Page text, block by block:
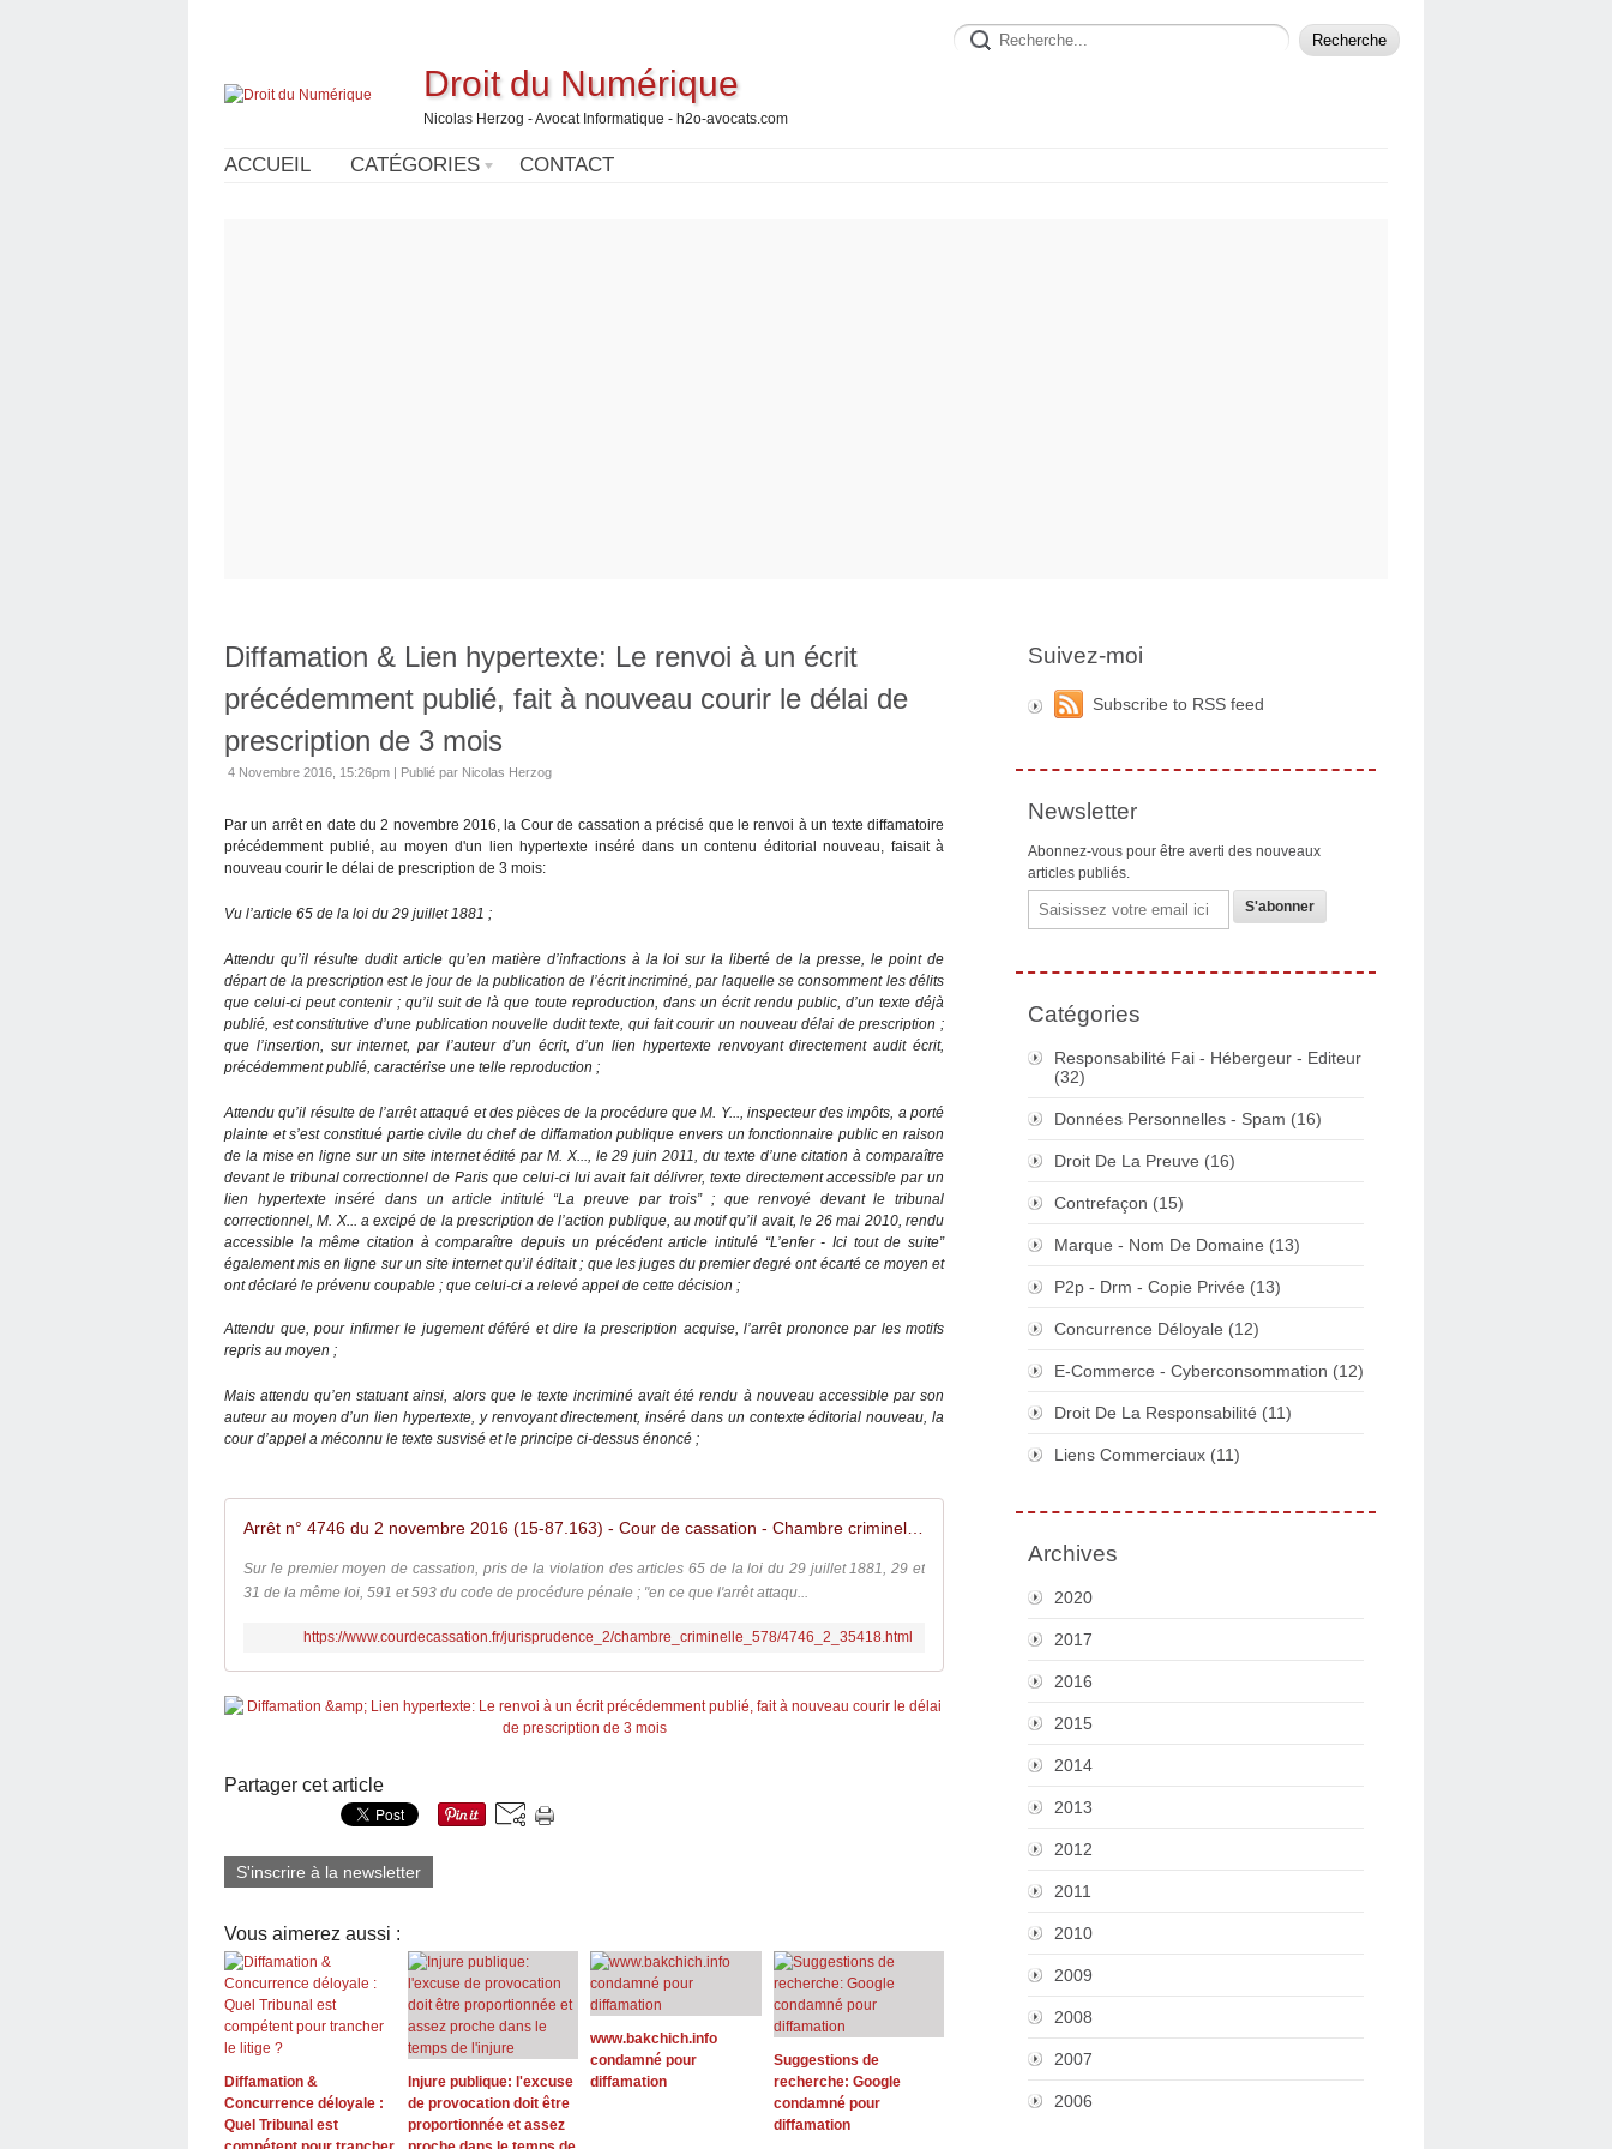
Droit du Numérique
Nicolas Herzog - Avocat Informatique - h2o-avocats.com
ACCUEIL CATÉGORIES CONTACT
Diffamation & Lien hypertexte: Le renvoi à un écrit
précédemment publié, fait à nouveau courir le délai de
prescription de 3 mois
4 Novembre 2016, 15:26pm | Publié par Nicolas Herzog
Par un arrêt en date du 2 novembre 2016, la Cour de cassation a précisé que le renvoi à un texte diffamatoire
précédemment publié, au moyen d'un lien hypertexte inséré dans un contenu éditorial nouveau, faisait à
nouveau courir le délai de prescription de 3 mois:
Vu l’article 65 de la loi du 29 juillet 1881 ;
Attendu qu’il résulte duditarticle qu’en matière d’infractions à la loi sur la liberté de la presse, le point de
départ de la prescription est le jour de la publication de l’écrit incriminé, par laquelle se consomment les délits
que celui-ci peut contenir ; qu’il suit de là que toute reproduction, dans un écrit rendu public, d’un texte déjà
publié, est constitutive d’une publication nouvelle dudittexte, qui fait courir un nouveau délai de prescription ;
que l’insertion, surinternet, par l’auteur d’un écrit, d’un lien hypertexterenvoyant directement audit écrit,
précédemment publié, caractérise une telle reproduction ;
Attendu qu’il résulte de l’arrêt attaqué et des pièces de la procédure que M. Y..., inspecteur des impôts, a porté
plainte et s’est constitué partie civile du chef de diffamation publique envers un fonctionnaire public en raison
de la mise en ligne sur un site internetédité par M. X..., le 29 juin 2011, du texte d’une citation à comparaître
devant le tribunal correctionnel de Paris que celui-ci lui avait fait délivrer, texte directement accessible par un
lien hypertexteinséré dans un article intitulé “La preuve par trois” ; que renvoyé devant le tribunal
correctionnel, M. X... aexcipé de la prescription de l’action publique, au motif qu’il avait, le 26 mai 2010, rendu
accessible la même citation à comparaître depuis un précédent article intitulé “L’enfer - Ici tout de suite”
également mis en ligne sur un site internetqu’il éditait ; que les juges du premier degré ont écarté ce moyen et
ont déclaré le prévenu coupable ; que celui-ci a relevé appel de cette décision ;
Attendu que, pour infirmer le jugement déféré et dire la prescription acquise, l’arrêt prononce par les motifs
repris au moyen ;
Mais attendu qu’en statuant ainsi, alors que le texte incriminé avait été rendu à nouveau accessible par son
auteur au moyen d’un lien hypertexte, y renvoyant directement, inséré dans un contexte éditorial nouveau, la
cour d’appel a méconnu le texte susvisé et le principe ci-dessus énoncé ;
Sur le premier moyen de cassation, pris de la violation des articles 65 de la loi du 29 juillet 1881, 29 et
31 de la même loi, 591 et 593 du code de procédure pénale ; "en ce que l'arrêt attaqu...
https://www.courdecassation.fr/jurisprudence_2/chambre_criminelle_578/4746_2_35418.html
Partager cet article
S'inscrire à la newsletter
Vous aimerez aussi :
Diffamation &
Concurrence déloyale :
Quel Tribunal est
Injure publique: l'excuse
de provocation doit être
proportionnée et assez
www.bakchich.info
condamné pour
diffamation
Suggestions de
recherche: Google
condamné pour
diffamation
Suivez-moi
Subscribe to RSS feed
Newsletter
Abonnez-vous pour être averti des nouveaux
articles publiés.
Email
Catégories
Responsabilité Fai - Hébergeur - Editeur
(32)
Données Personnelles - Spam (16)
Droit De La Preuve (16)
Contrefaçon (15)
Marque - Nom De Domaine (13)
P2p - Drm - Copie Privée (13)
Concurrence Déloyale (12)
E-Commerce - Cyberconsommation (12)
Droit De La Responsabilité (11)
Liens Commerciaux (11)
Archives
2020
2017
2016
2015
2014
2013
2012
2011
2010
2009
2008
2007
2006